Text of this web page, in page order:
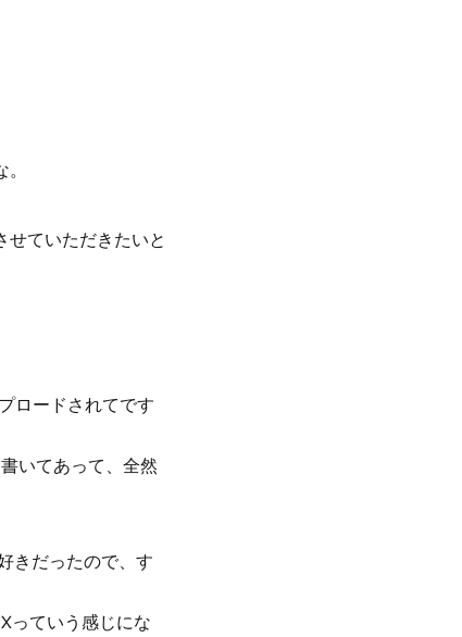
せていただきたいと
ロードされてです
いてあって、全然
きだったので、す
っていう感じにな